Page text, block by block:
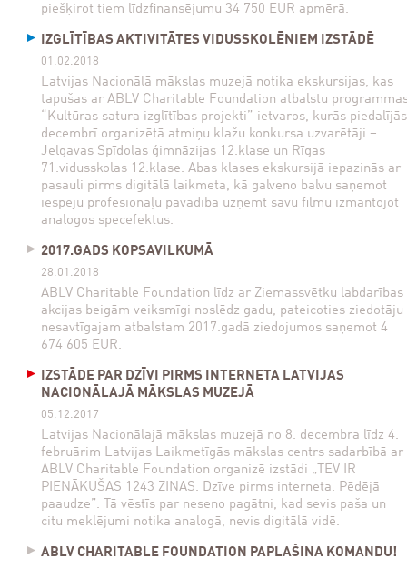
piešķirot tiem līdzfinansējumu 34 750 EUR apmērā.
IZGLĪTĪBAS AKTIVITĀTES VIDUSSKOLĒNIEM IZSTĀDĒ
01.02.2018
Latvijas Nacionālā mākslas muzejā notika ekskursijas, kas
tapušas ar ABLV Charitable Foundation atbalstu
“Kultūras satura izglītības projekti” ietvaros, kurās piedalījās
decembrī organizētā atmiņu klažu konkursa uzvarētāji –
Jelgavas Spīdolas ģimnāzijas 12.klase un Rīgas
71.vidusskolas 12.klase. Abas klases ekskursijā iepazinās ar
pasauli pirms digitālā laikmeta, kā galveno balvu saņemot
iespēju profesionāļu pavadībā uzņemt savu filmu izmantojot
analogos specefektus.
2017.GADS KOPSAVILKUMĀ
28.01.2018
ABLV Charitable Foundation līdz ar Ziemassvētku labdarības
akcijas beigām veiksmīgi noslēdz gadu, pateicoties ziedotāju
nesavtīgajam atbalstam 2017.gadā ziedojumos saņemot 4
674 605 EUR.
IZSTĀDE PAR DZĪVI PIRMS INTERNETA LATVIJAS
NACIONĀLAJĀ MĀKSLAS MUZEJĀ
05.12.2017
Latvijas Nacionālajā mākslas muzejā no 8. decembra līdz 4.
februārim Latvijas Laikmetīgās mākslas centrs sadarbībā ar
ABLV Charitable Foundation organizē izstādi „TEV IR
PIENĀKUŠAS 1243 ZIŅAS. Dzīve pirms interneta. Pēdējā
paaudze”. Tā vēstīs par neseno pagātni, kad sevis paša un
citu meklējumi notika analogā, nevis digitālā vidē.
ABLV CHARITABLE FOUNDATION PAPLAŠINA KOMANDU!